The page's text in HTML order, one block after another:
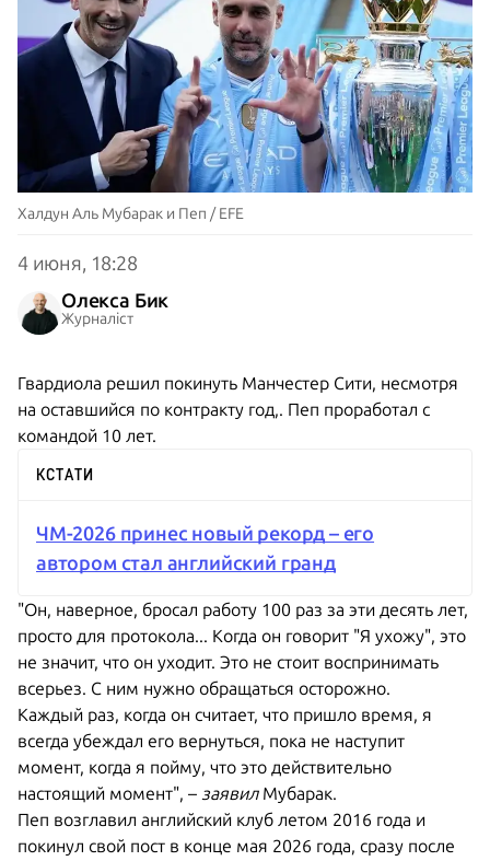
Халдун Аль Мубарак и Пеп / EFE
4 июня, 18:28
Олекса Бик
Журналіст
Гвардиола решил покинуть Манчестер Сити, несмотря
на оставшийся по контракту год,. Пеп проработал с
командой 10 лет.
КСТАТИ
ЧМ-2026 принес новый рекорд – его
автором стал английский гранд
"Он, наверное, бросал работу 100 раз за эти десять лет,
просто для протокола... Когда он говорит "Я ухожу", это
не значит, что он уходит. Это не стоит воспринимать
всерьез. С ним нужно обращаться осторожно.
Каждый раз, когда он считает, что пришло время, я
всегда убеждал его вернуться, пока не наступит
момент, когда я пойму, что это действительно
настоящий момент", – заявилМубарак.
Пеп возглавил английский клуб летом 2016 года и
покинул свой пост в конце мая 2026 года, сразу после